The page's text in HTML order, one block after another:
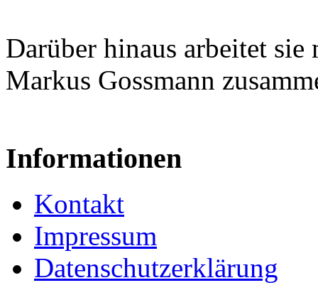
Darüber hinaus arbeitet
Markus Gossmann
Informationen
Kontakt
Impressum
Datenschutzerklärung